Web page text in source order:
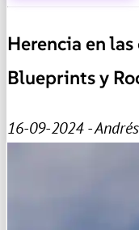
Herencia en
Blueprints y
16-09-2024 -